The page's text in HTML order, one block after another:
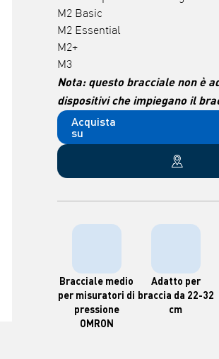
M2 Basic
M2 Essential
M2+
M3
Nota: questo bracciale non è
dispositivi che impiegano il
Acquista
su
Bracciale medio
per misuratori di
pressione
OMRON
Adatto per
braccia da 22-32
cm